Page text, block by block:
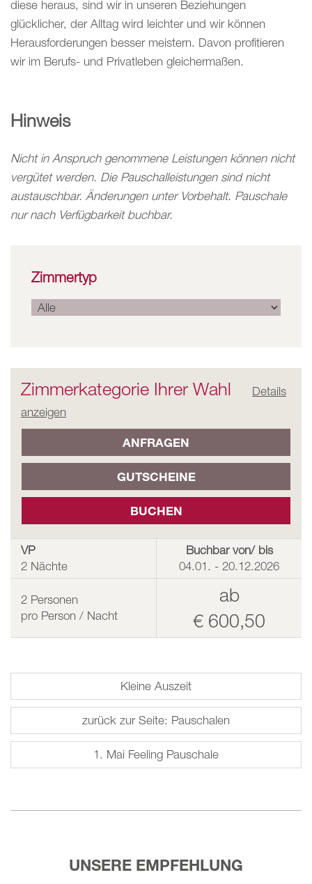
diese heraus, sind wir in unseren Beziehungen
glücklicher, der Alltag wird leichter und wir können
Herausforderungen besser meistern. Davon profitieren
wir im Berufs- und Privatleben gleichermaßen.
Hinweis
Nicht in Anspruch genommene Leistungen können nicht
vergütet werden. Die Pauschalleistungen sind nicht
austauschbar. Änderungen unter Vorbehalt. Pauschale
nur nach Verfügbarkeit buchbar.
Zimmertyp
Zimmerkategorie Ihrer Wahl
Details
anzeigen
ANFRAGEN
GUTSCHEINE
BUCHEN
VP
2 Nächte
Buchbar von/ bis
04.01. - 20.12.2026
2 Personen
pro Person / Nacht
ab
€ 600,50
Kleine Auszeit
zurück zur Seite: Pauschalen
1. Mai Feeling Pauschale
UNSERE EMPFEHLUNG